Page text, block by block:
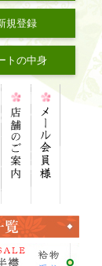
規登録
トの中身